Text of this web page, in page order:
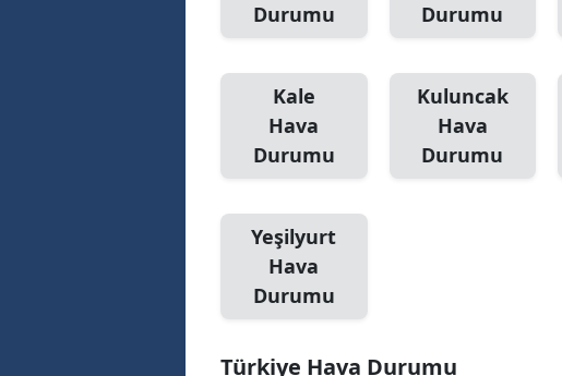
Durumu
Durumu
Kale
Hava
Durumu
Kuluncak
Hava
Durumu
Yeşilyurt
Hava
Durumu
Türkiye Hava Durumu